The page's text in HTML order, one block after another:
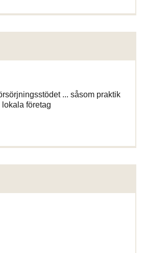
... såsom praktik
företag